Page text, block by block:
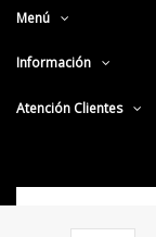
Menú
Información
Atención Clientes